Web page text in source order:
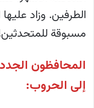
الطرفين. وزاد
مسبوقة
المحافظون
إلى الحروب: